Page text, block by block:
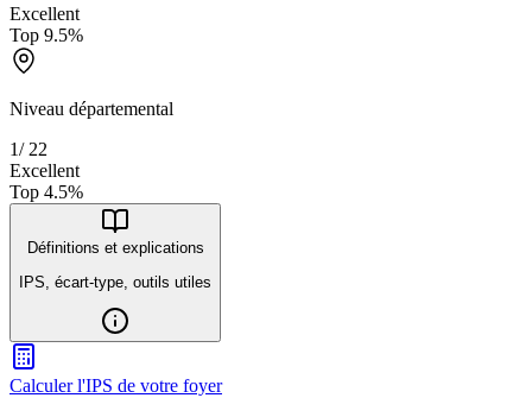
Excellent
Top 9.5%
Niveau départemental
1/ 22
Excellent
Top 4.5%
Définitions et explications
IPS, écart-type, outils utiles
Calculer l'IPS de votre foyer